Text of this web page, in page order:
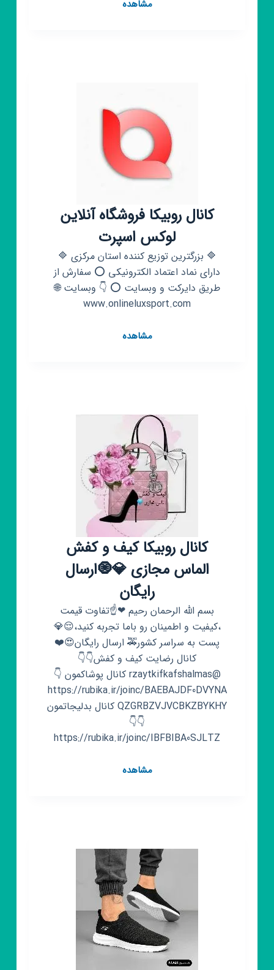
مشاهده
کانال روبیکا فروشگاه آنلاین
لوکس اسپرت
🔷 بزرگترین توزیع کننده استان مرکزی 🔷
دارای نماد اعتماد الکترونیکی ⭕ سفارش از
طریق دایرکت و وبسایت ⭕ 👇 وبسایت 🌐
www.onlineluxsport.com
مشاهدهکانال
کانال روبیکا کیف و کفش
الماس مجازی 💎🧿ارسال
رایگان
بسم الله الرحمان رحیم ❤☝تفاوت قیمت
،کیفیت و اطمینان رو باما تجربه کنید،😌💎
پست به سراسر کشور🚕 ارسال رایگان😍❤️
کانال رضایت کیف و کفش👇👇
@rzaytkifkafshalmas کانال پوشاکمون 👇
https://rubika.ir/joinc/BAEBAJDF0DVYNA
QZGRBZVJVCBKZBYKHY کانال بدلیجاتمون
👇👇
https://rubika.ir/joinc/IBFBIBA0SJLTZ
مشاهدهکانال
مجازی
💎
🧿
ارسال
رایگان